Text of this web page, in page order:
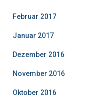
Februar 2017
Januar 2017
Dezember 2016
November 2016
Oktober 2016